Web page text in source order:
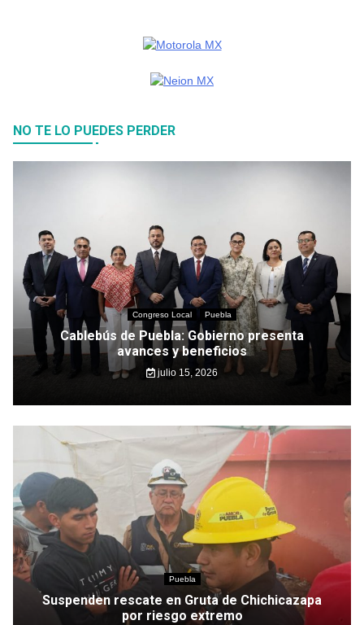
NO TE LO PUEDES PERDER
Congreso Local Puebla
Cablebús de Puebla: Gobierno presenta
avances y beneficios
julio 15, 2026
Puebla
Suspenden rescate en Gruta de Chichicazapa
por riesgo extremo